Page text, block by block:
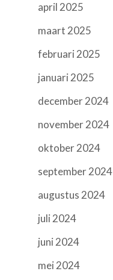
april 2025
maart 2025
februari 2025
januari 2025
december 2024
november 2024
oktober 2024
september 2024
augustus 2024
juli 2024
juni 2024
mei 2024